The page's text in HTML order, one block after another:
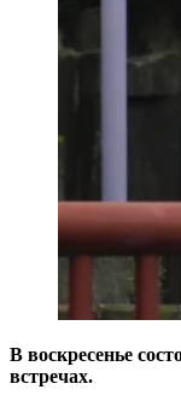
В воскресенье
встречах.